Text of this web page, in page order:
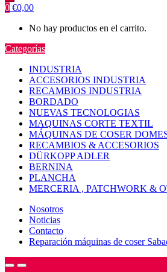
0 €0,00
No hay productos en el carrito.
Categorías
INDUSTRIA
ACCESORIOS INDUSTRIA
RECAMBIOS INDUSTRIA
BORDADO
NUEVAS TECNOLOGIAS
MAQUINAS CORTE TEXTIL
MÁQUINAS DE COSER
RECAMBIOS & ACCESORIOS
DÜRKOPP ADLER
BERNINA
PLANCHA
MERCERIA , PATCHWORK &
Nosotros
Noticias
Contacto
Reparación máquinas de coser
OpenClose